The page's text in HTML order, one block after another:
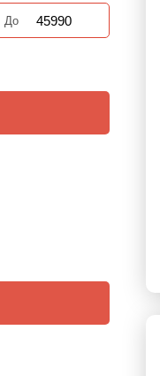
До